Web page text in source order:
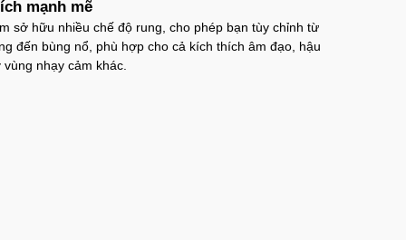
iPhone 16 Pro TPU Space trong suốt
sốc
trị giá70.000₫
mạnh mẽ
sở hữu nhiều chế độ rung, cho phép bạn tùy chỉnh từ
đến bùng nổ, phù hợp cho cả kích thích âm đạo, hậu
vùng nhạy cảm khác.